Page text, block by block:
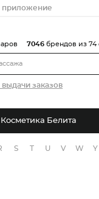
приложение
заказов
7046 брендов из 74
Косметика Белита
S T U V W Y